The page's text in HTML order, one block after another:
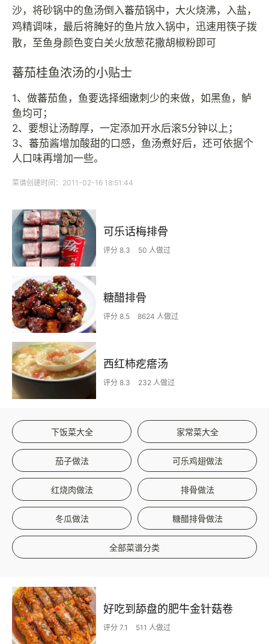
沙，将砂锅中的鱼汤倒入蕃茄锅中，大火烧沸，入盐，
鸡精调味，最后将腌好的鱼片放入锅中，迅速用筷子拨
散，至鱼身颜色变白关火放葱花撒胡椒粉即可
蕃茄桂鱼浓汤的小贴士
1、做蕃茄鱼，鱼要选择细嫩刺少的来做，如黑鱼，鲈
鱼均可；
2、要想让汤醇厚，一定添加开水后滚5分钟以上；
3、蕃茄酱增加酸甜的口感，鱼汤煮好后，还可依据个
人口味再增加一些。
菜谱创建时间：2011-02-16 18:51:44
可乐话梅排骨
评分 8.3 50 人做过
糖醋排骨
评分 8.5 8624 人做过
西红柿疙瘩汤
评分 8.3 232 人做过
下饭菜大全 家常菜大全
茄子做法 可乐鸡翅做法
红烧肉做法 排骨做法
冬瓜做法 糖醋排骨做法
全部菜谱分类
好吃到舔盘的肥牛金针菇卷
评分 7.1 511 人做过